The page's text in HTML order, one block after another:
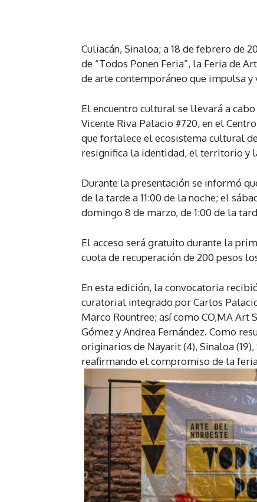
Culiacán, Sinaloa; a 18 de febrero de
de “Todos Ponen Feria”, la Feria de
de arte contemporáneo que impulsa
El encuentro cultural se llevará a cabo
Vicente Riva Palacio #720, en el
que fortalece el ecosistema cultural
resignifica la identidad, el territorio y
Durante la presentación se informó
de la tarde a 11:00 de la noche; el
domingo 8 de marzo, de 1:00 de la
El acceso será gratuito durante la
cuota de recuperación de 200 pesos
En esta edición, la convocatoria
curatorial integrado por Carlos
Marco Rountree; así como CO,MA Art
Gómez y Andrea Fernández. Como
originarios de Nayarit (4), Sinaloa
reafirmando el compromiso de la